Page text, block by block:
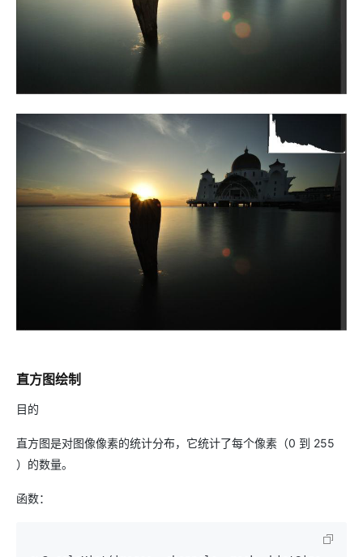
直方图绘制
目的
直方图是对图像像素的统计分布，它统计了每个像素（0 到 255
）的数量。
函数：